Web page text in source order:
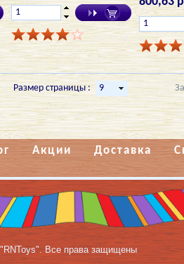
Размер страницы :
Акции Доставка
Все права защищены